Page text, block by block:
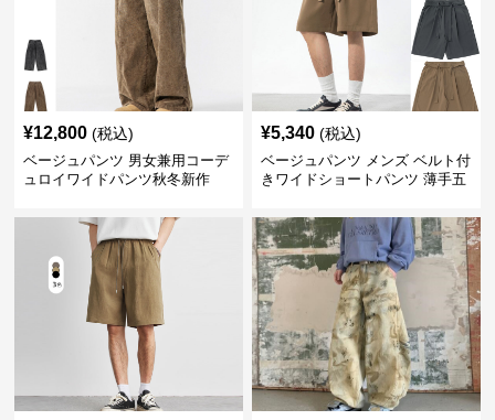
¥12,800 (税込)
ベージュパンツ 男女兼用コーデ
ュロイワイドパンツ秋冬新作
¥5,340 (税込)
ベージュパンツ メンズ ベルト付
きワイドショートパンツ 薄手五